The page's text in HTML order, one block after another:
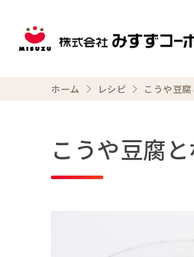
ホーム レシピ こうや豆
こうや豆腐